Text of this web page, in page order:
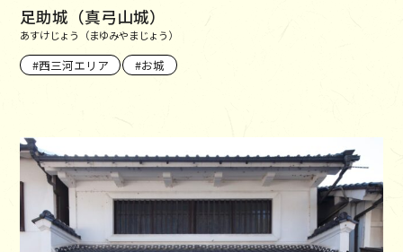
足助城（真弓山城）
あすけじょう（まゆみやまじょう）
西三河エリア お城